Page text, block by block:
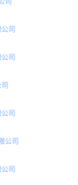
公司
司
司